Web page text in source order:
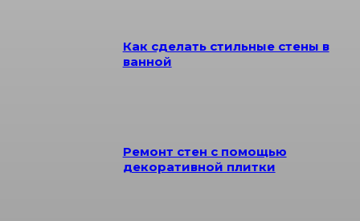
Как сделать стильные стены в
ванной
Ремонт стен с помощью
декоративной плитки